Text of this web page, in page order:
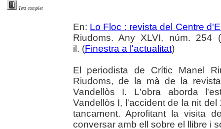
Text complet
En: Lo Floc : revista del Centre
Riudoms. Any XLVI, núm. 254
il. (Finestra a l'actualitat)
El periodista de Crític Manel
Riudoms, de la mà de la
Vandellòs I. L'obra aborda
Vandellòs I, l'accident de la nit
tancament. Aprofitant la visita
conversar amb ell sobre el llibre i